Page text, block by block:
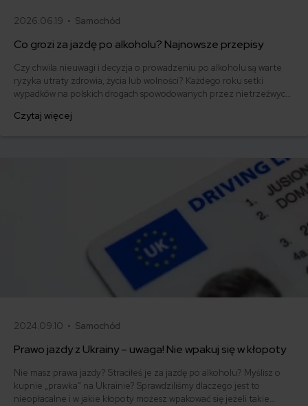
2026.06.19 • Samochód
Co grozi za jazdę po alkoholu? Najnowsze przepisy
Czy chwila nieuwagi i decyzja o prowadzeniu po alkoholu są warte
ryzyka utraty zdrowia, życia lub wolności? Każdego roku setki
wypadków na polskich drogach spowodowanych przez nietrzeźwych
niewinnych uczestników ruchu. Jazda po alkoholu to nie tylko
Czytaj więcej
2024.09.10 • Samochód
Prawo jazdy z Ukrainy – uwaga! Nie wpakuj się w kłopoty
Nie masz prawa jazdy? Straciłeś je za jazdę po alkoholu? Myślisz o
kupnie „prawka” na Ukrainie? Sprawdziliśmy dlaczego jest to
nieopłacalne i w jakie kłopoty możesz wpakować się jeżeli takie